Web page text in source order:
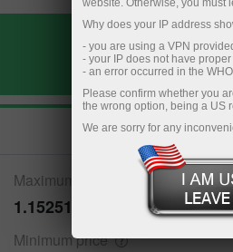
Traders'
Maximum
1.15251
Minimumprice
7 August 2025 - 7 August 2026
Details about the event
website. Otherwise, you must
Why does your IP address
- you are using a VPN
- your IP does not have
- an error occurred in the
Please confirm whether you
the wrong option, being a US
We are sorry for any